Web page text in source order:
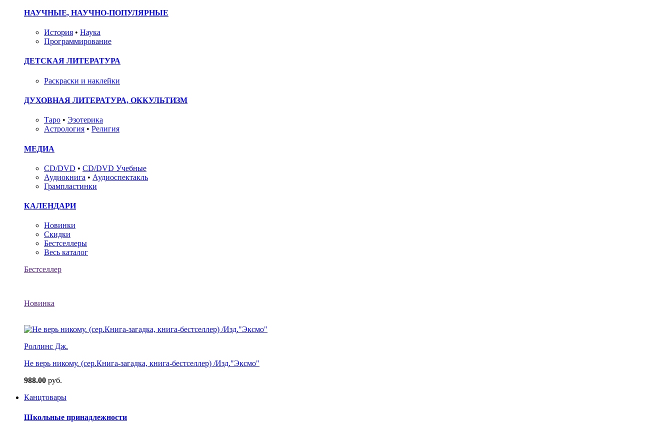
НАУЧНЫЕ, НАУЧНО-ПОПУЛЯРНЫЕ
История • Наука
Программирование
ДЕТСКАЯ ЛИТЕРАТУРА
Раскраски и наклейки
ДУХОВНАЯ ЛИТЕРАТУРА, ОККУЛЬТИЗМ
Таро • Эзотерика
Астрология • Религия
МЕДИА
CD/DVD • CD/DVD Учебные
Аудиокнига • Аудиоспектакль
Грампластинки
КАЛЕНДАРИ
Новинки
Скидки
Бестселлеры
Весь каталог
Бестселлер
Новинка
Роллинс Дж.
Не верь никому. (сер.Книга-загадка, книга-бестселлер) /Изд."Эксмо"
988.00 руб.
Канцтовары
Школьные принадлежности